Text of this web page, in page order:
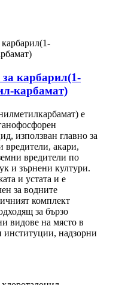
за карбарил(1-
карбамат)
е
използван главно за
вредители, акари,
вредители по
и зърнени култури.
и устата и е
за водните
комплект
за бързо
видове на място в
институции, надзорни